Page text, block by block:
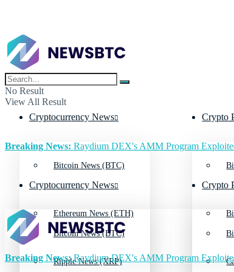
No Result
View All Result
Cryptocurrency News
Bitcoin News (BTC)
Ethereum News (ETH)
Ripple News (XRP)
Crypto
Breaking News: Raydium DEX's AMM Program
Cryptocurrency News
Bitcoin News (BTC)
Crypto
Breaking News:Raydium DEX's AMM Program